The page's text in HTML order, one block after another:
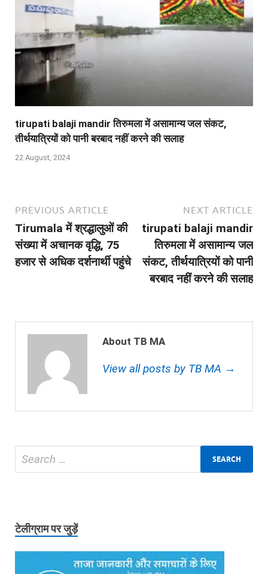
tirupati balaji mandir तिरुमला में असामान्य जल संकट,
तीर्थयात्रियों को पानी बरबाद नहीं करने की सलाह
22 August, 2024
PREVIOUS ARTICLE
Tirumala में श्रद्धालुओं की
संख्‍या में अचानक वृद्धि, 75
हजार से अधिक दर्शनार्थी पहुंचे
NEXT ARTICLE
tirupati balaji mandir
तिरुमला में असामान्य जल
संकट, तीर्थयात्रियों को पानी
बरबाद नहीं करने की सलाह
About TB MA
View all posts by TB MA →
टेलीग्राम पर जुड़ें